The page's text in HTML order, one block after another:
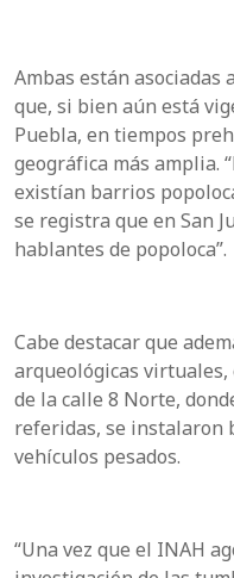
Ambas están asociadas
que, si bien aún está
Puebla, en tiempos
geográfica más amplia.
existían barrios
se registra que en San
hablantes de popoloca”.
Cabe destacar que
arqueológicas virtuales,
de la calle 8 Norte,
referidas, se instalaron
vehículos pesados.
“Una vez que el INAH